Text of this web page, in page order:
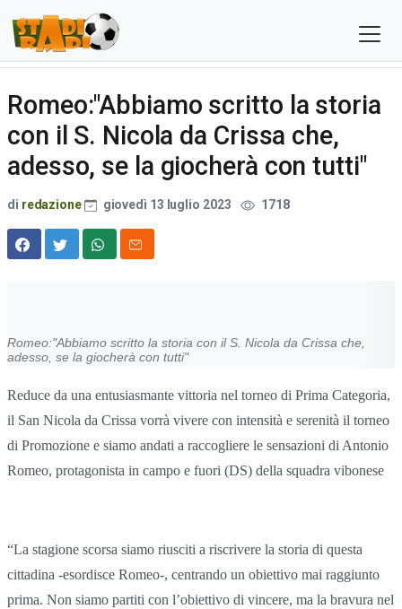
Romeo:"Abbiamo scritto la storia
con il S. Nicola da Crissa che,
adesso, se la giocherà con tutti"
di redazione giovedì 13 luglio 2023 1718
Romeo:"Abbiamo scritto la storia con il S. Nicola da Crissa che,
adesso, se la giocherà con tutti"
Reduce da una entusiasmante vittoria nel torneo di Prima Categoria,
il San Nicola da Crissa vorrà vivere con intensità e serenità il torneo
di Promozione e siamo andati a raccogliere le sensazioni di Antonio
Romeo, protagonista in campo e fuori (DS) della squadra vibonese
“La stagione scorsa siamo riusciti a riscrivere la storia di questa
cittadina -esordisce Romeo-, centrando un obiettivo mai raggiunto
prima. Non siamo partiti con l’obiettivo di vincere, ma la bravura nel